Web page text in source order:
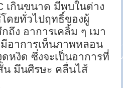
เกินขนาด มีพบในต่าง
ดยทั่วไปฤทธิ์ของผู้
ถึง อาการเคลิ้ม ๆ เมา
อาการเห็นภาพหลอน
หงิด ซึ่งจะเป็นอาการที่
น มึนศีรษะ คลื่นไส้